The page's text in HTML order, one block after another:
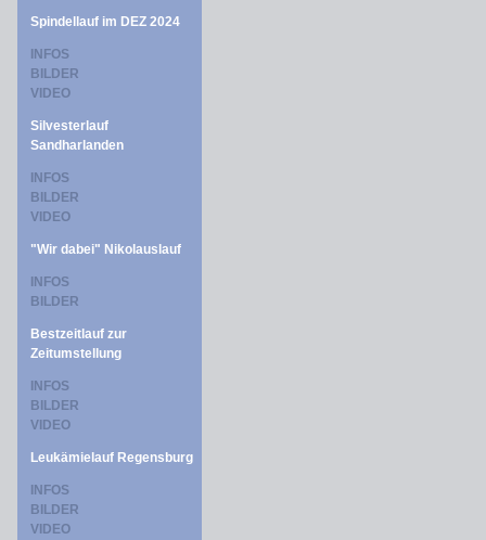
Spindellauf im DEZ 2024
INFOS
BILDER
VIDEO
Silvesterlauf
Sandharlanden
INFOS
BILDER
VIDEO
"Wir dabei" Nikolauslauf
INFOS
BILDER
Bestzeitlauf zur
Zeitumstellung
INFOS
BILDER
VIDEO
Leukämielauf Regensburg
INFOS
BILDER
VIDEO